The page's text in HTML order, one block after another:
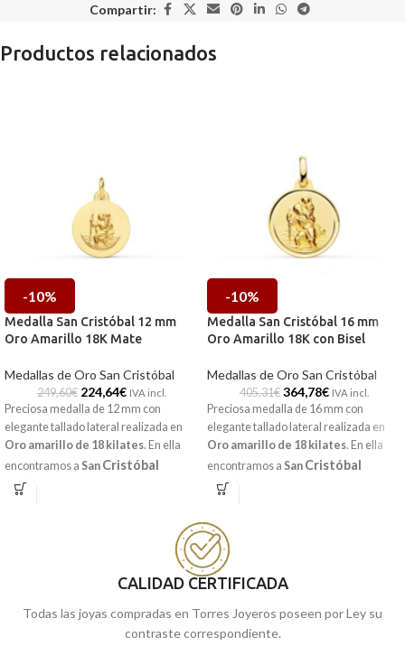
Compartir:
Productos relacionados
-10%
Medalla San Cristóbal 12 mm
Oro Amarillo 18K Mate
Medallas de Oro San Cristóbal
249,60€ 224,64€ IVA incl.
Preciosa medalla de 12 mm con
elegante tallado lateral realizada en
Oro amarillo de 18 kilates. En ella
encontramos a San Cristóbal
cruzando con un crío sobre sus
terminación mate en toda su pieza.
en nuestras tiendas de
Málaga , o cómprala
online y te la
-10%
Medalla San Cristóbal 16 mm
Oro Amarillo 18K con Bisel
Medallas de Oro San Cristóbal
405,31€ 364,78€ IVA incl.
Preciosa medalla de 16 mm con
elegante tallado lateral realizada en
Oro amarillo de 18 kilates. En ella
encontramos a San Cristóbal
cruzando con un crío sobre sus
enteraría de que ese crío era
Acompañada por una
terminación brillo y sencillo bisel
lateral.
Recógela en nuestras tiendas de
Málaga cómprala
CALIDAD CERTIFICADA
Todas las joyas compradas en Torres Joyeros poseen por Ley su
contraste correspondiente.